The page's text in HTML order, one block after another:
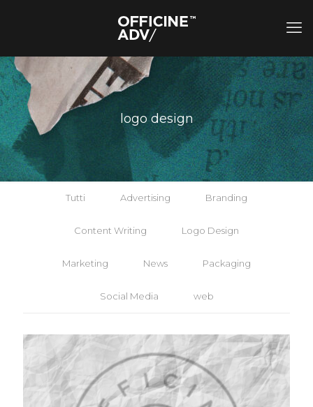
logo design
Tutti Advertising Branding
Content Writing Logo Design
Marketing News Packaging
Social Media web